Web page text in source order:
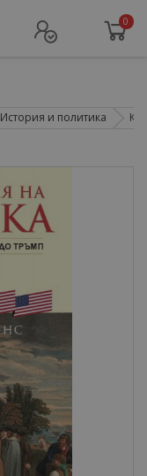
0
История и политика